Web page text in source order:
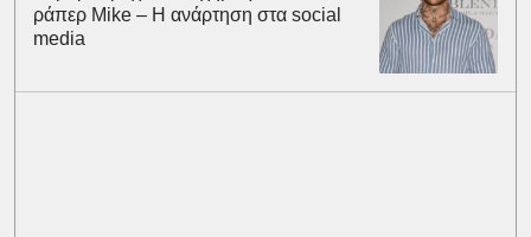
ράπερ Mike – Η ανάρτηση στα social
media